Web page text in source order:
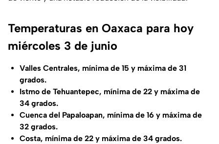
Temperaturas en Oaxaca para hoy
miércoles 3 de junio
Valles Centrales, mínima de 15 y máxima de 31
grados.
Istmo de Tehuantepec, mínima de 22 y máxima de
34 grados.
Cuenca del Papaloapan, mínima de 16 y máxima de
32 grados.
Costa, mínima de 22 y máxima de 34 grados.